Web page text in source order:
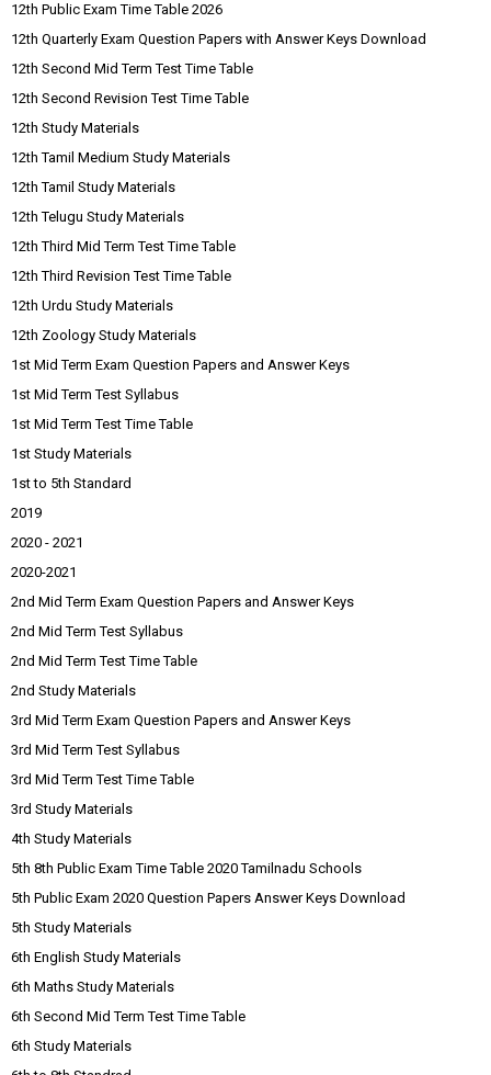
12th Public Exam Time Table 2026
12th Quarterly Exam Question Papers with Answer Keys Download
12th Second Mid Term Test Time Table
12th Second Revision Test Time Table
12th Study Materials
12th Tamil Medium Study Materials
12th Tamil Study Materials
12th Telugu Study Materials
12th Third Mid Term Test Time Table
12th Third Revision Test Time Table
12th Urdu Study Materials
12th Zoology Study Materials
1st Mid Term Exam Question Papers and Answer Keys
1st Mid Term Test Syllabus
1st Mid Term Test Time Table
1st Study Materials
1st to 5th Standard
2019
2020 - 2021
2020-2021
2nd Mid Term Exam Question Papers and Answer Keys
2nd Mid Term Test Syllabus
2nd Mid Term Test Time Table
2nd Study Materials
3rd Mid Term Exam Question Papers and Answer Keys
3rd Mid Term Test Syllabus
3rd Mid Term Test Time Table
3rd Study Materials
4th Study Materials
5th 8th Public Exam Time Table 2020 Tamilnadu Schools
5th Public Exam 2020 Question Papers Answer Keys Download
5th Study Materials
6th English Study Materials
6th Maths Study Materials
6th Second Mid Term Test Time Table
6th Study Materials